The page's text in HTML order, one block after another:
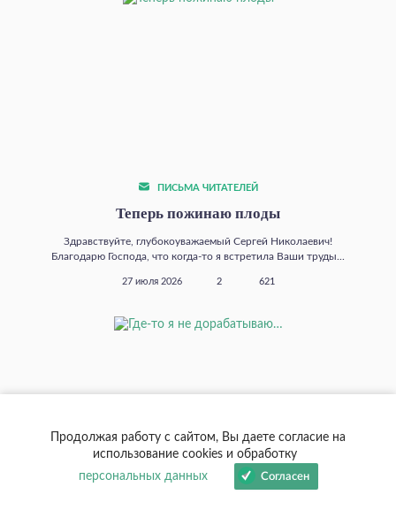
ПИСЬМА ЧИТАТЕЛЕЙ
Теперь пожинаю плоды
Здравствуйте, глубокоуважаемый Сергей Николаевич!
Благодарю Господа, что когда‑то я встретила Ваши труды...
27 июля 2026 2 621
Продолжая работу с сайтом, Вы даете согласие на
использование cookies и обработку
персональных данных
Согласен